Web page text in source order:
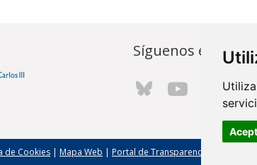
Síguenos en...
de Cookies | Mapa Web | Portal de Transparencia